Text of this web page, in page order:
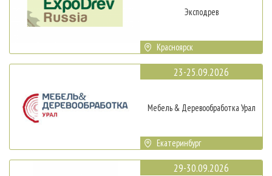
Эксподрев
Красноярск
23-25.09.2026
Мебель & Деревообработка Урал
Екатеринбург
29-30.09.2026